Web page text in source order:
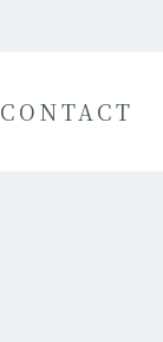
CONTACT